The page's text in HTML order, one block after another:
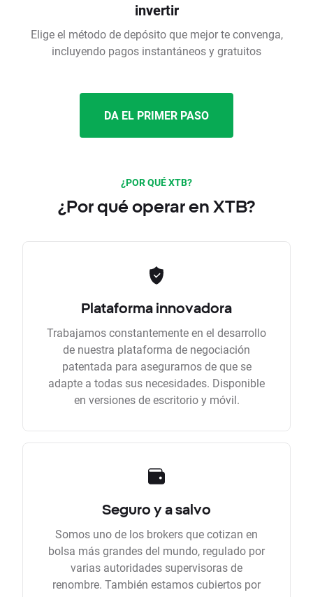
invertir
Elige el método de depósito que mejor te convenga,
incluyendo pagos instantáneos y gratuitos
DA EL PRIMER PASO
¿POR QUÉ XTB?
¿Por qué operar en XTB?
Plataforma innovadora
Trabajamos constantemente en el desarrollo
de nuestra plataforma de negociación
patentada para asegurarnos de que se
adapte a todas sus necesidades. Disponible
en versiones de escritorio y móvil.
Seguro y a salvo
Somos uno de los brokers que cotizan en
bolsa más grandes del mundo, regulado por
varias autoridades supervisoras de
renombre. También estamos cubiertos por